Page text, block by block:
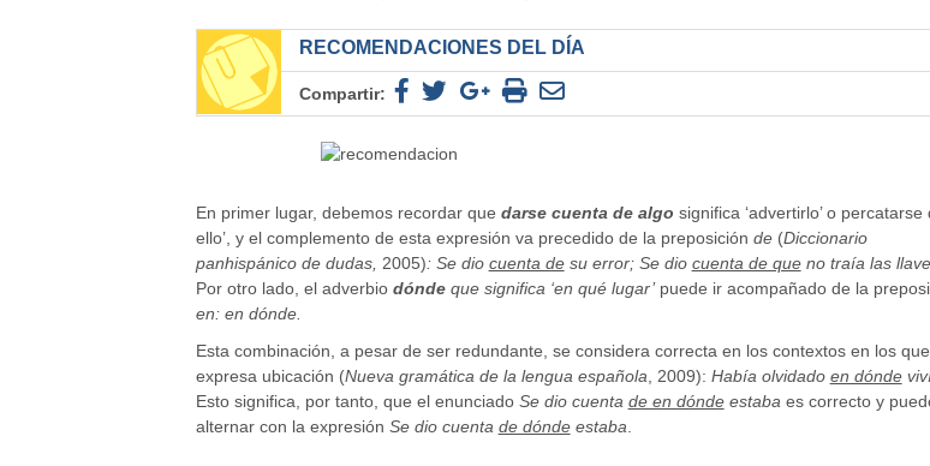
RECOMENDACIONES DEL DÍA
Compartir:
En primer lugar, debemos recordar que darse cuenta de algo significa ‘advertirlo’ o percatarse
ello’, y el complemento de esta expresión va precedido de la preposición de (Diccionario
panhispánico de dudas, 2005): Se dio cuenta desu error; Se dio cuenta de queno traía las
Por otro lado, el adverbio dóndeque significa ‘en qué lugar’puede ir acompañado de la
en: en dónde.
Esta combinación, a pesar de ser redundante, se considera correcta en los contextos en los
expresa ubicación (Nueva gramática de la lengua española , 2009): Había olvidado en dónde
Esto significa, por tanto, que el enunciado Se dio cuenta de en dóndeestaba es correcto y
alternar con la expresión Se dio cuenta de dóndeestaba